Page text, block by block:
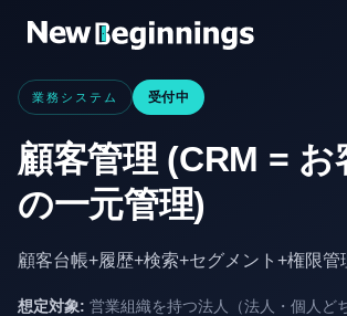
業務システム 受付中
顧客管理 (CRM = お
の一元管理)
顧客台帳+履歴+検索+セグメント+権限管
想定対象: 営業組織を持つ法人（法人・個人ど